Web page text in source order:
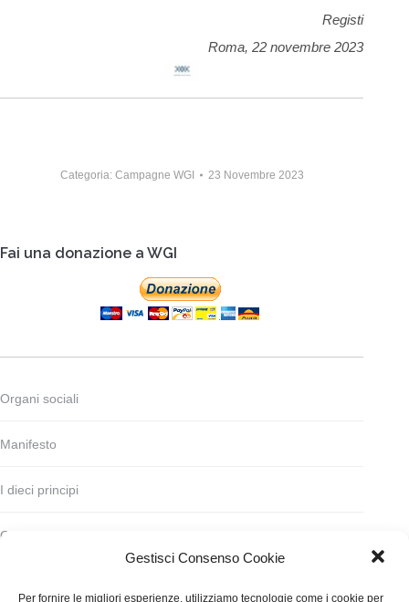
Gestisci Consenso Cookie
Per fornire le migliori esperienze, utilizziamo tecnologie come i cookie per
Registi
Roma, 22 novembre 2023
Categoria: Campagne WGI 23 Novembre 2023
Fai una donazione a WGI
Organi sociali
Manifesto
I dieci principi
Codice deontologico